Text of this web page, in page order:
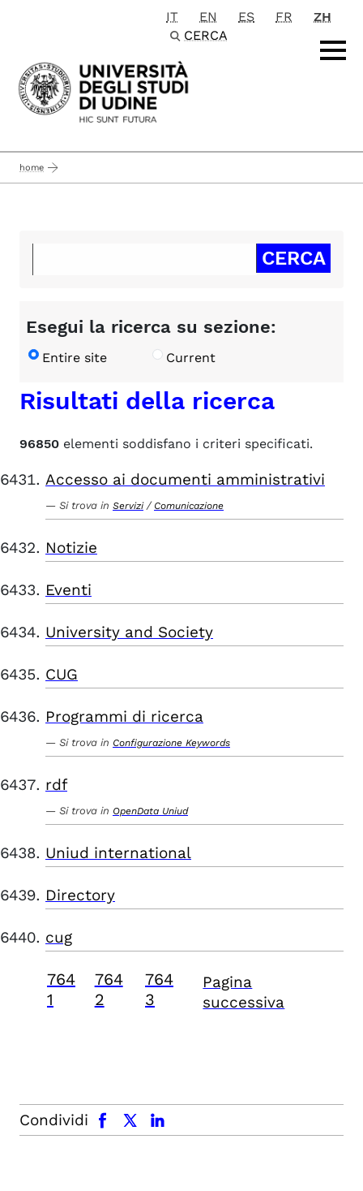
Passa al contenuto principale
IT EN ES FR
ZH
CERCA
home
Esegui la ricerca su sezione:
Entire site Current
Risultati della ricerca
96850 elementi soddisfano i criteri specificati.
Accesso ai documenti amministrativi
Si trova in Servizi / Comunicazione
Notizie
Eventi
University and Society
CUG
Programmi di ricerca
Si trova in Configurazione Keywords
rdf
Si trova in OpenData Uniud
Uniud international
Directory
cug
764
1
764
2
764
3
Pagina
successiva
Condividi
facebook x.com linkedin